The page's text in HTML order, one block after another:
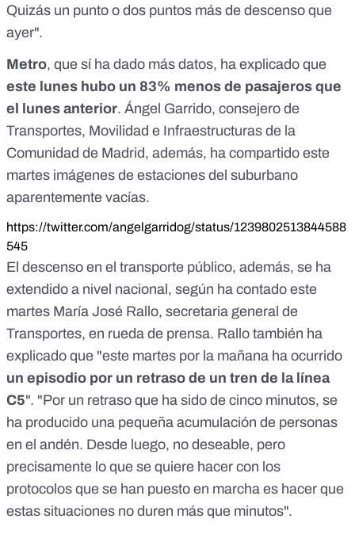
Quizás un punto o dos puntos más de descenso que
ayer".
Metro, que sí ha dado más datos, ha explicado que
este lunes hubo un 83% menos de pasajeros que
el lunes anterior. Ángel Garrido, consejero de
Transportes, Movilidad e Infraestructuras de la
Comunidad de Madrid, además, ha compartido este
martes imágenes de estaciones del suburbano
aparentemente vacías.
https://twitter.com/angelgarridog/status/1239802513844588
545
El descenso en el transporte público, además, se ha
extendido a nivel nacional, según ha contado este
martes María José Rallo, secretaria general de
Transportes, en rueda de prensa. Rallo también ha
explicado que "este martes por la mañana ha ocurrido
un episodio por un retraso de un tren de la línea
C5". "Por un retraso que ha sido de cinco minutos, se
ha producido una pequeña acumulación de personas
en el andén. Desde luego, no deseable, pero
precisamente lo que se quiere hacer con los
protocolos que se han puesto en marcha es hacer que
estas situaciones no duren más que minutos".